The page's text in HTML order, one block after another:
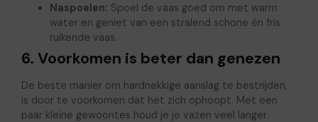
Naspoelen: Spoel de vaas goed om met warm
water en geniet van een stralend schone én fris
ruikende vaas.
6. Voorkomen is beter dan genezen
De beste manier om hardnekkige aanslag te bestrijden,
is door te voorkomen dat het zich ophoopt. Met een
paar kleine gewoontes houd je je vazen veel langer